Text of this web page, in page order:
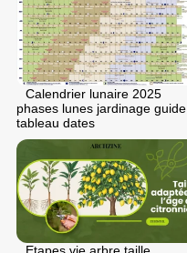
Calendrier lunaire 2025
phases lunes jardinage guide
tableau dates